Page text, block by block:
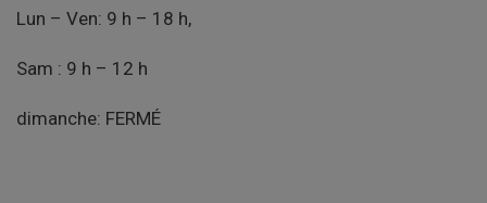
Lun – Ven: 9 h – 18 h,
Sam : 9 h – 12 h
dimanche: FERMÉ